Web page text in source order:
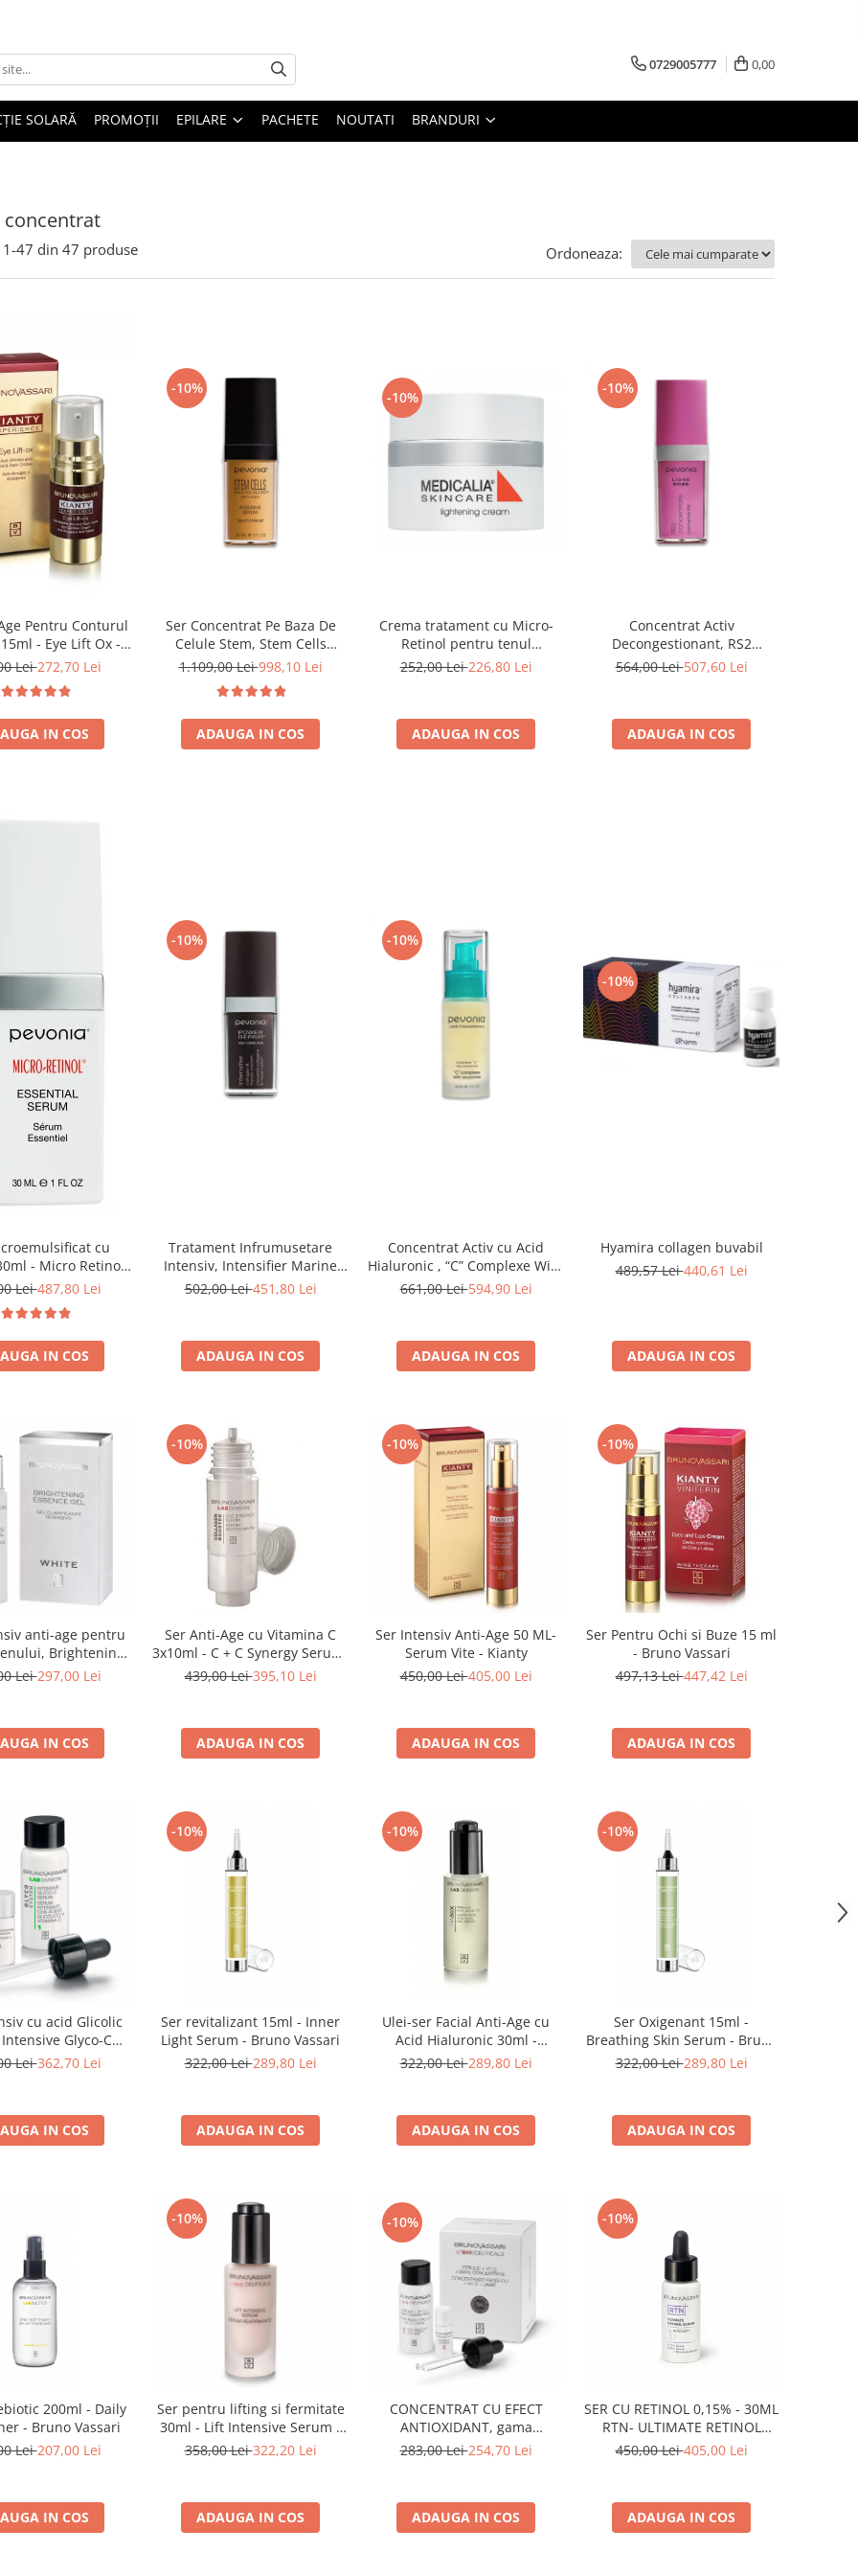
0729005777 0,00
SOLARĂ PROMOȚII EPILARE PACHETE NOUTATI BRANDURI
concentrat
1-47 din 47 produse Ordoneaza:
Pentru Conturul
- Eye Lift Ox -
Vassari
Lei272,70 Lei
IN COS
-10%
Ser Concentrat Pe Baza De
Celule Stem, Stem Cells
Intensive Serum - 30ml
1.109,00 Lei998,10 Lei
ADAUGA IN COS
-10%
Crema tratament cu Micro-
Retinol pentru tenul
hiperpigmentat, Lightening
252,00 Lei226,80 Lei
ADAUGA IN COS
-10%
Concentrat Activ
Decongestionant, RS2
Concentrate - 30ml
564,00 Lei507,60 Lei
ADAUGA IN COS
cu
- Micro Retinol
Serum - Pevonia
Lei487,80 Lei
IN COS
-10%
Tratament Infrumusetare
Intensiv, Intensifier Marine
Collagen Concentrate - 30ml
502,00 Lei451,80 Lei
ADAUGA IN COS
-10%
Concentrat Activ cu Acid
Hialuronic , “C” Complexe With
Oxyzomes - 30ml
661,00 Lei594,90 Lei
ADAUGA IN COS
-10%
Hyamira collagen buvabil
489,57 Lei440,61 Lei
ADAUGA IN COS
anti-age pentru
Brightening
gel - 30 ml
Lei297,00 Lei
IN COS
-10%
Ser Anti-Age cu Vitamina C
3x10ml - C + C Synergy Serum-
Bruno Vassari
439,00 Lei395,10 Lei
ADAUGA IN COS
-10%
Ser Intensiv Anti-Age 50 ML-
Serum Vite - Kianty
450,00 Lei405,00 Lei
ADAUGA IN COS
-10%
Ser Pentru Ochi si Buze 15 ml
- Bruno Vassari
497,13 Lei447,42 Lei
ADAUGA IN COS
cu acid Glicolic
Glyco-C
- Bruno Vassari
Lei362,70 Lei
IN COS
-10%
Ser revitalizant 15ml - Inner
Light Serum - Bruno Vassari
322,00 Lei289,80 Lei
ADAUGA IN COS
-10%
Ulei-ser Facial Anti-Age cu
Acid Hialuronic 30ml -
Premium Hyaluronic Oil -
322,00 Lei289,80 Lei
ADAUGA IN COS
-10%
Ser Oxigenant 15ml -
Breathing Skin Serum - Bruno
Vassari
322,00 Lei289,80 Lei
ADAUGA IN COS
200ml - Daily
- Bruno Vassari
Lei207,00 Lei
IN COS
-10%
Ser pentru lifting si fermitate
30ml - Lift Intensive Serum -
Bruno Vassari
358,00 Lei322,20 Lei
ADAUGA IN COS
-10%
CONCENTRAT CU EFECT
ANTIOXIDANT, gama
BIOCEUTICALS - 30 ML
283,00 Lei254,70 Lei
ADAUGA IN COS
-10%
SER CU RETINOL 0,15% - 30ML
RTN- ULTIMATE RETINOL
SERUM INTENSITY 1 30ML
450,00 Lei405,00 Lei
ADAUGA IN COS